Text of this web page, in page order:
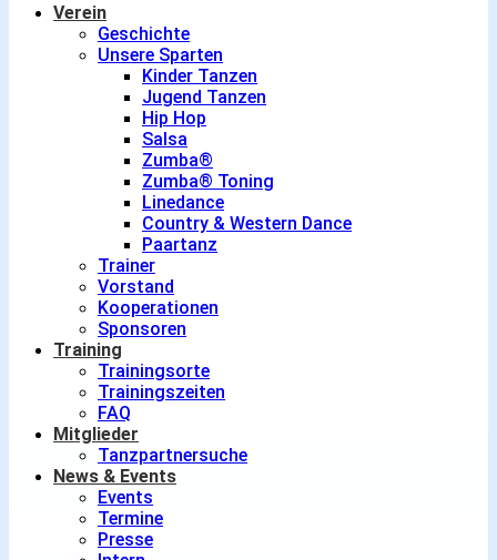
Verein
Geschichte
Unsere Sparten
Kinder Tanzen
Jugend Tanzen
Hip Hop
Salsa
Zumba®
Zumba® Toning
Linedance
Country & Western Dance
Paartanz
Trainer
Vorstand
Kooperationen
Sponsoren
Training
Trainingsorte
Trainingszeiten
FAQ
Mitglieder
Tanzpartnersuche
News & Events
Events
Termine
Presse